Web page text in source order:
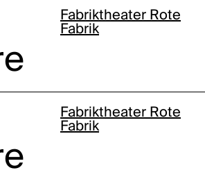
Fabriktheater Rote
Fabrik
Fabriktheater Rote
Fabrik